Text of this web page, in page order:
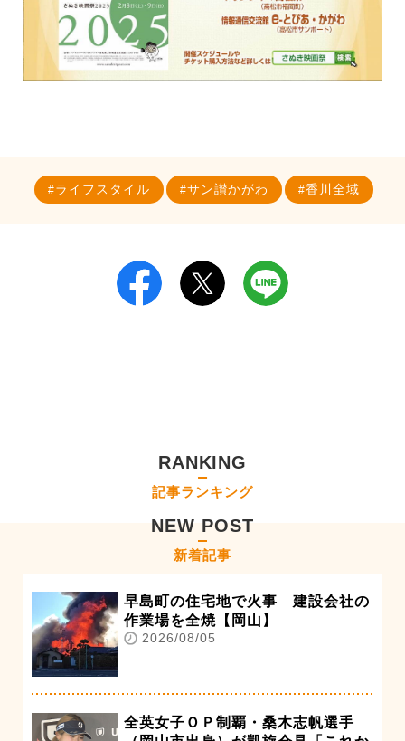
ライフスタイル サン讃かがわ 香川全域
RANKING
記事ランキング
NEW POST
新着記事
早島町の住宅地で火事 建設会社の
作業場を全焼【岡山】
2026/08/05
全英女子ＯＰ制覇・桑木志帆選手